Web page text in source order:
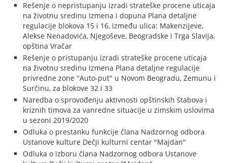
Rešenje o nepristupanju izradi strateške procene uticaja
na životnu sredinu Izmena i dopuna Plana detaljne
regulacije blokova 15 i 16, između ulica: Makenzijeve,
Alekse Nenadovića, Njegoševe, Beogradske i Trga Slavija,
opština Vračar
Rešenje o pristupanju izradi strateške procene uticaja
na životnu sredinu Izmena Plana detaljne regulacije
privredne zone "Auto-put" u Novom Beogradu, Zemunu i
Surčinu, za blokove 32 i 33
Naredba o sprovođenju aktivnosti opštinskih štabova i
kriznih timova za vanredne situacije u zimskim uslovima
u sezoni 2019/2020
Odluka o prestanku funkcije člana Nadzornog odbora
Ustanove kulture Dečji kulturni centar "Majdan"
Odluka o izboru člana Nadzornog odbora Ustanove